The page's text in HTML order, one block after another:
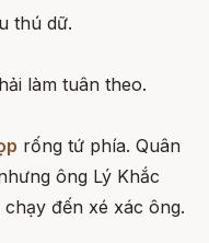
thú dữ.
làm tuân theo.
rống tứ phía. Quân
ông Lý Khắc
đến xé xác ông.